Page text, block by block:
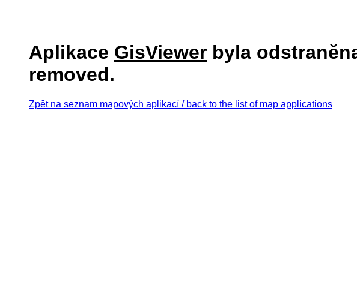
Aplikace GisViewer byla
removed.
Zpět na seznam mapových aplikací / back to the list of map applications